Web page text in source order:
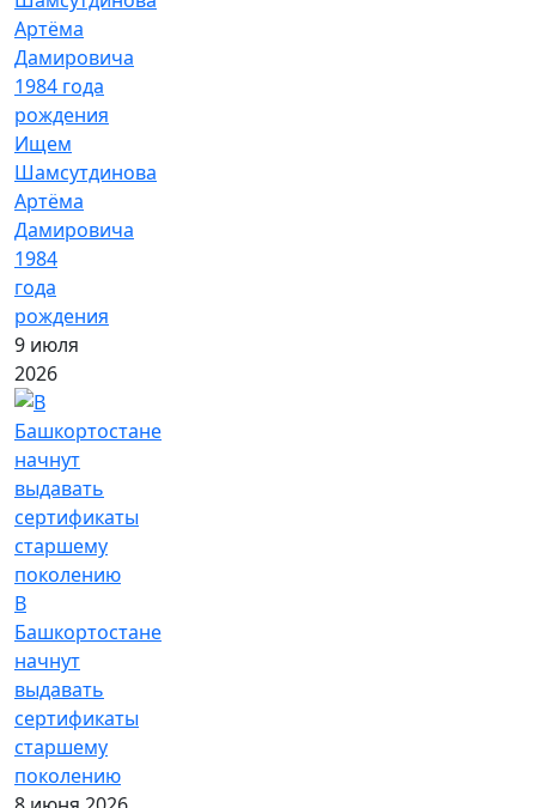
Ищем
Шамсутдинова
Артёма
Дамировича
1984
года
рождения
9 июля
2026
В
Башкортостане
начнут
выдавать
сертификаты
старшему
поколению